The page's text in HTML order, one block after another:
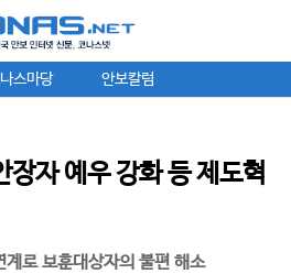
스마당 안보칼럼
장자 예우 강화 등 제도혁
로 보훈대상자의 불편 해소